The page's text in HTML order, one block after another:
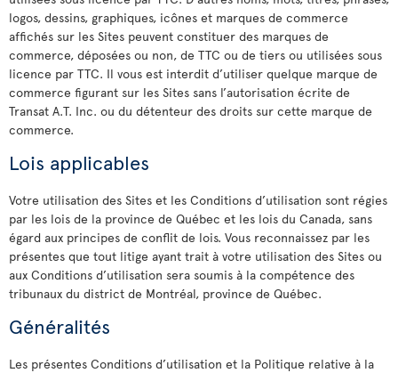
logos, dessins, graphiques, icônes et marques de commerce
affichés sur les Sites peuvent constituer des marques de
commerce, déposées ou non, de TTC ou de tiers ou utilisées sous
licence par TTC. Il vous est interdit d’utiliser quelque marque de
commerce figurant sur les Sites sans l’autorisation écrite de
Transat A.T. Inc. ou du détenteur des droits sur cette marque de
commerce.
Lois applicables
Votre utilisation des Sites et les Conditions d’utilisation sont régies
par les lois de la province de Québec et les lois du Canada, sans
égard aux principes de conflit de lois. Vous reconnaissez par les
présentes que tout litige ayant trait à votre utilisation des Sites ou
aux Conditions d’utilisation sera soumis à la compétence des
tribunaux du district de Montréal, province de Québec.
Généralités
Les présentes Conditions d’utilisation et la Politique relative à la